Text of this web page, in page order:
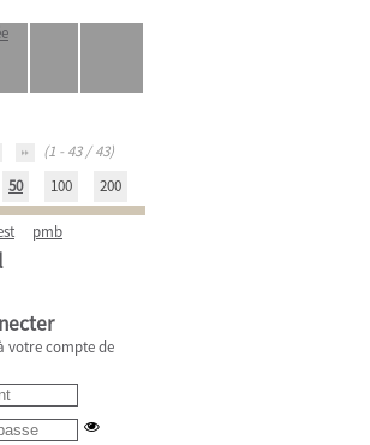
(1 - 43 / 43)
50 100 200
pmb
votre compte de